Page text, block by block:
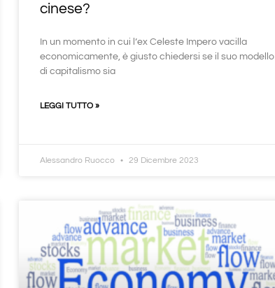
cinese?
In un momento in cui l’ex Celeste Impero vacilla
economicamente, è giusto chiedersi se il suo modello
di capitalismo sia
LEGGI TUTTO »
Alessandro Ruocco 29 Dicembre 2023